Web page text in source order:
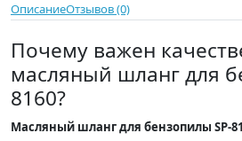
ОписаниеОтзывов (0)
Почему важен
масляный шланг для
8160?
Масляный шланг для бензопилы SP-